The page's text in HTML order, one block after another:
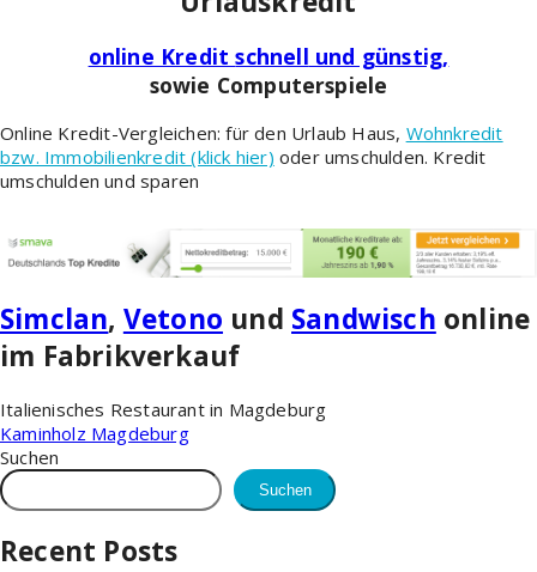
online Kreditschnell und günstig,
sowie Computerspiele
Online Kredit-Vergleichen: für den Urlaub Haus, Wohnkredit
bzw. Immobilienkredit (klick hier) oder umschulden. Kredit
umschulden und sparen
Simclan, Vetono und Sandwisch online
im Fabrikverkauf
Italienisches Restaurant in Magdeburg
Kaminholz Magdeburg
Suchen
Suchen
Recent Posts